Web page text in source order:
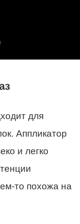
для
Аппликатор
и легко
то похожа на